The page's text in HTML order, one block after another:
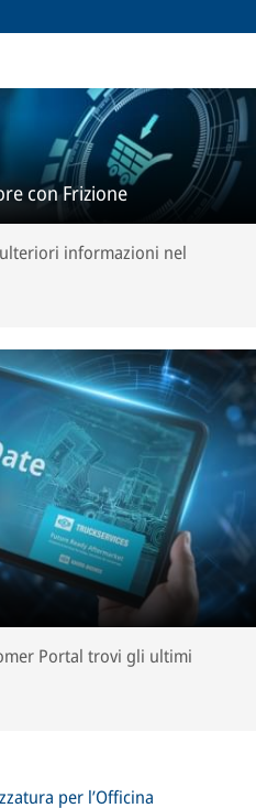
con Frizione
informazioni nel
Portal trovi gli ultimi
per l’Officina